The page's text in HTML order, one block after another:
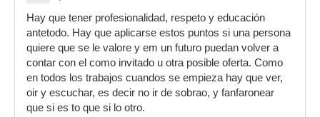
Hay que tener profesionalidad, respeto y educación
antetodo. Hay que aplicarse estos puntos si una persona
quiere que se le valore y em un futuro puedan volver a
contar con el como invitado u otra posible oferta. Como
en todos los trabajos cuandos se empieza hay que ver,
oir y escuchar, es decir no ir de sobrao, y fanfaronear
que si es to que si lo otro.